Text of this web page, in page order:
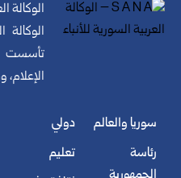
الوكالة
الوكالة
سوريا والعالم
رئاسة
دولي
تعليم